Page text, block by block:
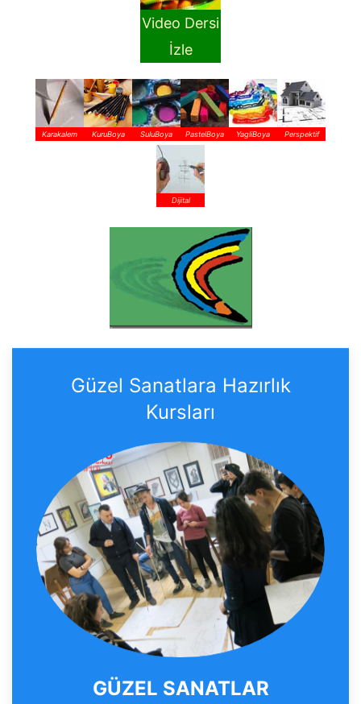
Video Dersi
İzle
Karakalem KuruBoya SuluBoya PastelBoya YagliBoya Perspektif
Dijital
Güzel Sanatlara Hazırlık
Kursları
GÜZEL SANATLAR